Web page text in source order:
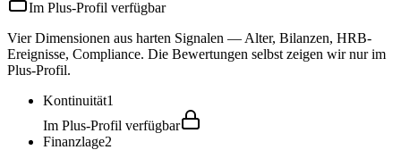
Im Plus-Profil verfügbar
Vier Dimensionen aus harten Signalen — Alter, Bilanzen, HRB-
Ereignisse, Compliance. Die Bewertungen selbst zeigen wir nur im
Plus-Profil.
Kontinuität1
Im Plus-Profil verfügbar
Finanzlage2